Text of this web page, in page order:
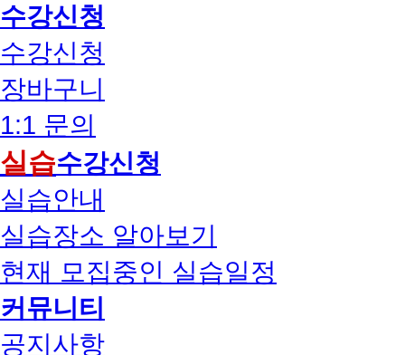
수강신청
수강신청
장바구니
1:1 문의
실습수강신청
실습안내
실습장소 알아보기
현재 모집중인 실습일정
커뮤니티
공지사항